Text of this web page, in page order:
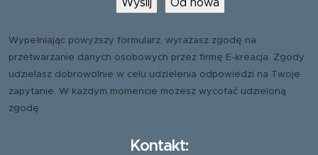
Wypełniając powyższy formularz, wyrażasz zgodę na
przetwarzanie danych osobowych przez firmę E-kreacja. Zgody
udzielasz dobrowolnie w celu udzielenia odpowiedzi na Twoje
zapytanie. W każdym momencie możesz wycofać udzieloną
zgodę.
Kontakt: